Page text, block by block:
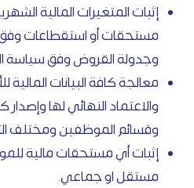
إثبات المتغيرات المالية
مستحقات أو استقطاعات وفق
وجدولة القروض وفق سياسة
معالجة كافة البيانات المالية
والاعتماد النهائي لها
وقسائم الموظفين ومختلف
إثبات أي مستحقات مالية
مستقل او جماعي.